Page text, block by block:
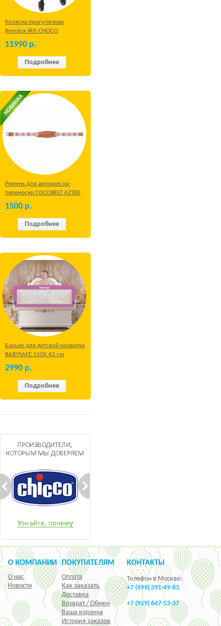
Коляска прогулочная
Renolux IRIS CHOCO
11990 р.
Подробнее
Ремень для автокресла-
переноски COCOBELT AZTEK
1500 р.
Подробнее
Барьер для детской кроватки
BABYSAFE 150Х 42 см
Бежевый
2990 р.
Подробнее
О КОМПАНИИ
О нас
Новости
ПОКУПАТЕЛЯМ
Оплата
Как заказать
Доставка
Возврат / Обмен
Ваша корзина
История заказов
КОНТАКТЫ
Телефон в Москве:
+7 (499) 391-49-83
+7 (929) 647-53-37